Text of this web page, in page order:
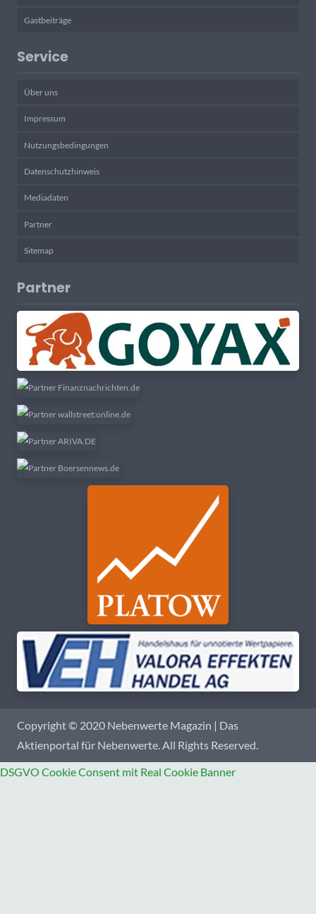
Gastbeiträge
Service
Über uns
Impressum
Nutzungsbedingungen
Datenschutzhinweis
Mediadaten
Partner
Sitemap
Partner
Copyright © 2020 Nebenwerte Magazin | Das
Aktienportal für Nebenwerte. All Rights Reserved.
DSGVO Cookie Consent mit Real Cookie Banner